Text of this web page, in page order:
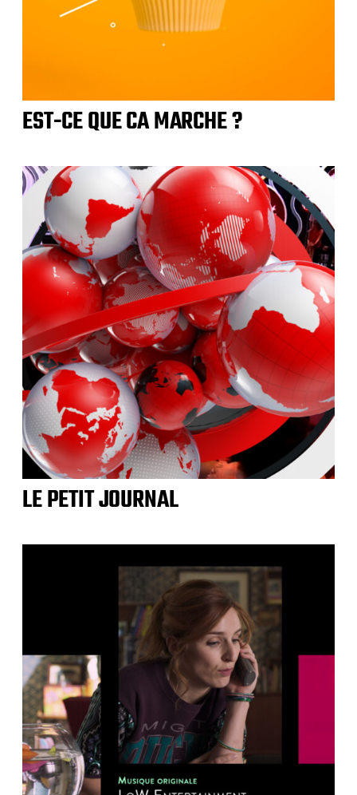
EST-CE QUE CA MARCHE ?
LE PETIT JOURNAL